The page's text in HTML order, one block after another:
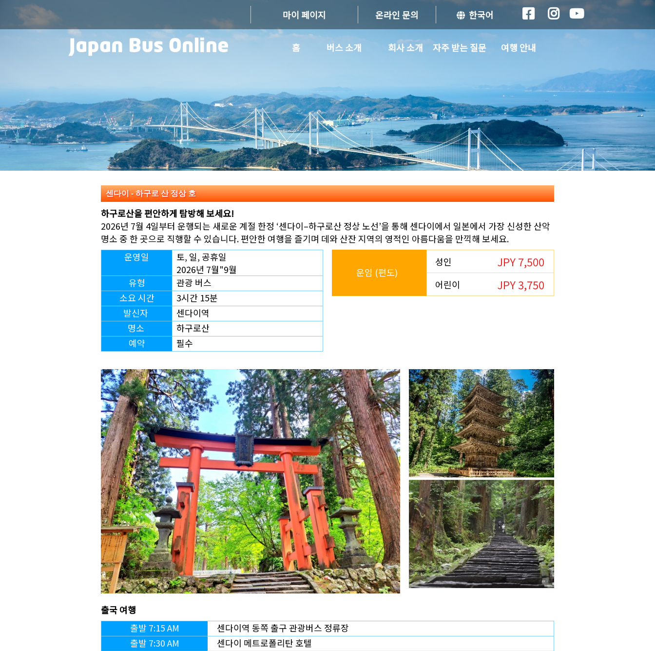
마이 페이지 온라인 문의 한국어
홈 버스 소개 회사 소개 자주 받는 질문 여행 안내
센다이 - 하구로 산 정상 호
하구로산을 편안하게 탐방해 보세요!
2026년 7월 4일부터 운행되는 새로운 계절 한정 ‘센다이–하구로산 정상 노선’을 통해 센다이에서 일본에서 가장 신성한 산악
명소 중 한 곳으로 직행할 수 있습니다. 편안한 여행을 즐기며 데와 산잔 지역의 영적인 아름다움을 만끽해 보세요.
운영일
토, 일, 공휴일
2026년 7월"9월
유형
관광 버스
소요 시간
3시간 15분
발신자
센다이역
명소
하구로산
예약
필수
운임 (편도)
성인 JPY 7,500
어린이 JPY 3,750
출국 여행
출발 7:15 AM
센다이역 동쪽 출구 관광버스 정류장
출발 7:30 AM
센다이 메트로폴리탄 호텔